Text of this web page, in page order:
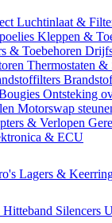
Luchtinlaat &
Kleppen &
& Toebehoren
Thermostaten &
Ontsteking
Motorswap
& Verlopen
& ECU
Lagers &
Hitteband Silencers